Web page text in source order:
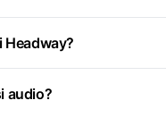
Headway?
audio?